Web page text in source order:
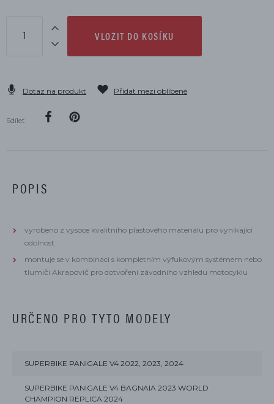
VLOŽIT DO KOŠÍKU
Dotaz na produkt Přidat mezi oblíbené
Sdílet
POPIS
vyrobeno z vysoce kvalitního plastového materiálu pro vynikající
odolnost
montuje se v kombinaci s kompletním výfukovým systémem nebo
tlumiči Akrapovič pro dotvoření závodního vzhledu motocyklu
URČENO PRO TYTO MODELY
SUPERBIKE PANIGALE V4 2022, 2023, 2024
SUPERBIKE PANIGALE V4 BAGNAIA 2023 WORLD
CHAMPION REPLICA 2024